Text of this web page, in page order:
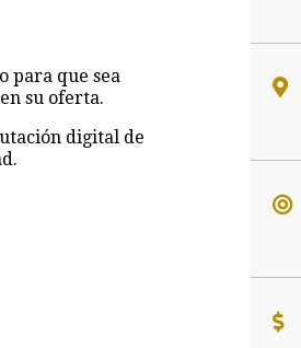
para que sea
su oferta.
digital de